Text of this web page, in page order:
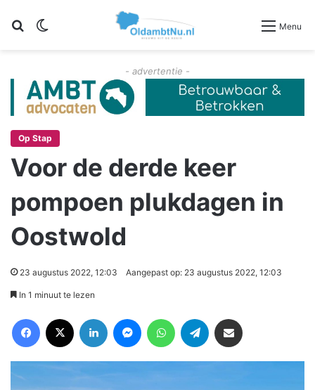
Zoeken Menu
- advertentie -
Op Stap
Voor de derde keer
pompoen plukdagen in
Oostwold
23 augustus 2022, 12:03 Aangepast op: 23 augustus 2022, 12:03
In 1 minuut te lezen